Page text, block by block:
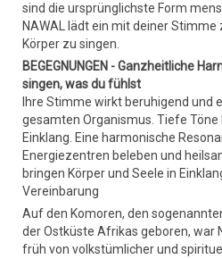
sind die ursprünglichste Form
NAWAL lädt ein mit deiner
Körper zu singen.
BEGEGNUNGEN - Ganzheitliche
singen, was du fühlst
Ihre Stimme wirkt beruhigend und
gesamten Organismus. Tiefe Töne
Einklang. Eine harmonische
Energiezentren beleben und
bringen Körper und Seele in
Vereinbarung
Auf den Komoren, den
der Ostküste Afrikas geboren, war
früh von volkstümlicher und